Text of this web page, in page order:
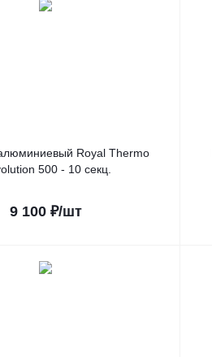
Royal Thermo
500 - 10 секц.
9 100₽/шт